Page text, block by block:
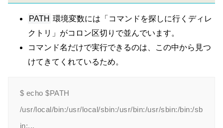
PATH 環境変数には「コマンドを探しに行くディレ
クトリ」がコロン区切りで並んでいます。
コマンド名だけで実行できるのは、この中から見つ
けてきてくれているため。
$ echo $PATH
/usr/local/bin:/usr/local/sbin:/usr/bin:/usr/sbin:/bin:/sb